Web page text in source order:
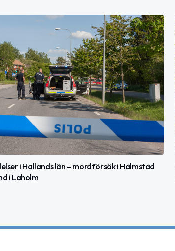
i Hallands län – mordförsök i Halmstad
i Laholm